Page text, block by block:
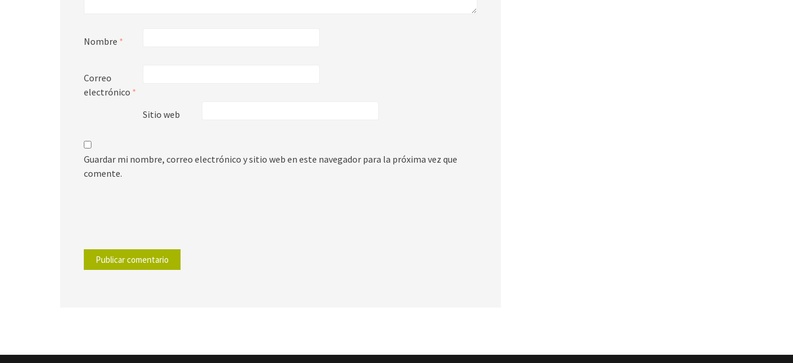
Nombre *
Correo
electrónico *
Sitio web
Guardar mi nombre, correo electrónico y sitio web en este navegador para la próxima vez que
comente.